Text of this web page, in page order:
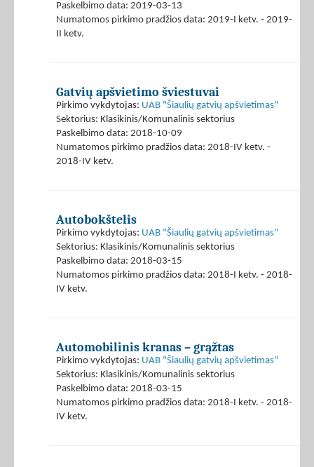
Paskelbimo data: 2019-03-13
Numatomos pirkimo pradžios data: 2019-I ketv. - 2019-
II ketv.
Gatvių apšvietimo šviestuvai
Pirkimo vykdytojas: UAB "Šiaulių gatvių apšvietimas"
Sektorius: Klasikinis/Komunalinis sektorius
Paskelbimo data: 2018-10-09
Numatomos pirkimo pradžios data: 2018-IV ketv. -
2018-IV ketv.
Autobokštelis
Pirkimo vykdytojas: UAB "Šiaulių gatvių apšvietimas"
Sektorius: Klasikinis/Komunalinis sektorius
Paskelbimo data: 2018-03-15
Numatomos pirkimo pradžios data: 2018-I ketv. - 2018-
IV ketv.
Automobilinis kranas – grąžtas
Pirkimo vykdytojas: UAB "Šiaulių gatvių apšvietimas"
Sektorius: Klasikinis/Komunalinis sektorius
Paskelbimo data: 2018-03-15
Numatomos pirkimo pradžios data: 2018-I ketv. - 2018-
IV ketv.